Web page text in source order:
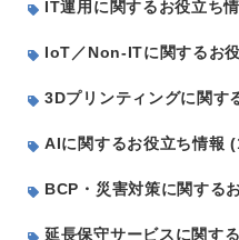
IT運用に関するお役立ち
IoT／Non-ITに関するお
3Dプリンティングに関す
AIに関するお役立ち情報
BCP・災害対策に関する
延長保守サービスに関す